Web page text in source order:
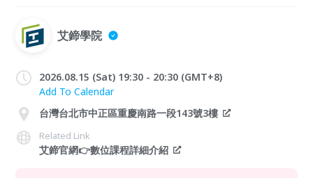
艾鍗學院
2026.08.15 (Sat) 19:30 - 20:30 (GMT+8)
Add To Calendar
台灣台北市中正區重慶南路一段143號3樓
Related Link
艾鍗官網👉數位課程詳細介紹